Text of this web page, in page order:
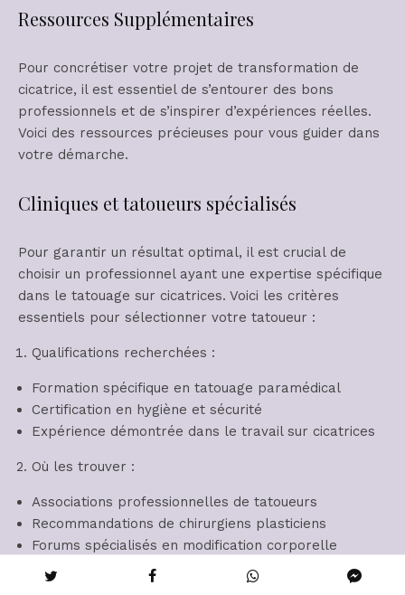
Ressources Supplémentaires
Pour concrétiser votre projet de transformation de
cicatrice, il est essentiel de s’entourer des bons
professionnels et de s’inspirer d’expériences réelles.
Voici des ressources précieuses pour vous guider dans
votre démarche.
Cliniques et tatoueurs spécialisés
Pour garantir un résultat optimal, il est crucial de
choisir un professionnel ayant une expertise spécifique
dans le tatouage sur cicatrices. Voici les critères
essentiels pour sélectionner votre tatoueur :
Qualifications recherchées :
Formation spécifique en tatouage paramédical
Certification en hygiène et sécurité
Expérience démontrée dans le travail sur cicatrices
Où les trouver :
Associations professionnelles de tatoueurs
Recommandations de chirurgiens plasticiens
Forums spécialisés en modification corporelle
Questions à poser lors de la consultation :